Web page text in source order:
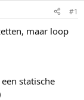
#1
maar loop
statische